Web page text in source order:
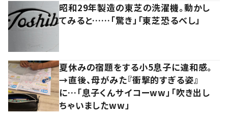
昭和29年製造の東芝の洗濯機。動かし
てみると……「驚き」「東芝恐るべし」
夏休みの宿題をする小5息子に違和感。
→直後、母がみた『衝撃的すぎる姿』
に…「息子くんサイコーww」「吹き出し
ちゃいましたww」